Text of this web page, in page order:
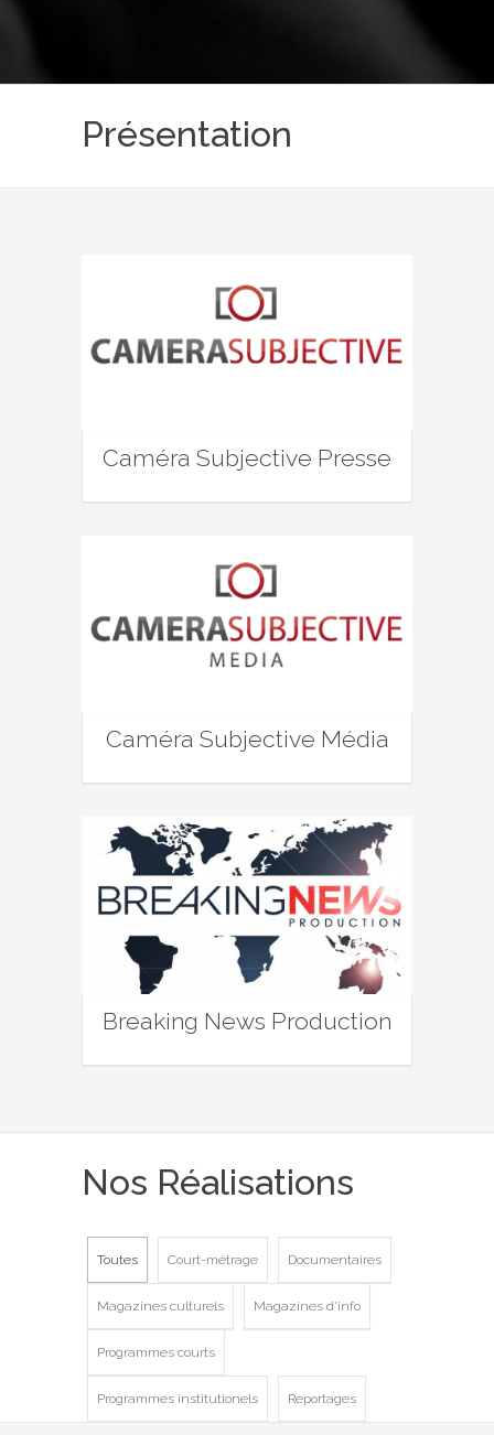
Présentation
Caméra Subjective Presse
Caméra Subjective Média
Breaking News Production
Nos Réalisations
Toutes Court-métrage Documentaires
Magazines culturels Magazines d'info
Programmes courts
Programmes institutionels Reportages